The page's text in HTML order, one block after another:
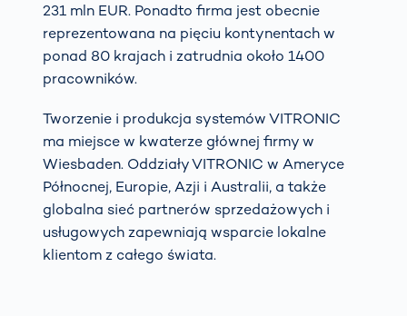
231 mln EUR. Ponadto firma jest obecnie
reprezentowana na pięciu kontynentach w
ponad 80 krajach i zatrudnia około 1400
pracowników.
Tworzenie i produkcja systemów VITRONIC
ma miejsce w kwaterze głównej firmy w
Wiesbaden. Oddziały VITRONIC w Ameryce
Północnej, Europie, Azji i Australii, a także
globalna sieć partnerów sprzedażowych i
usługowych zapewniają wsparcie lokalne
klientom z całego świata.